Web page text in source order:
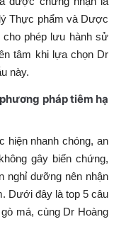
Thực phẩm và Dược
phép lưu hành sử
tâm khi lựa chọn Dr
này.
pháp tiêm hạ
hiện nhanh chóng, an
gây biến chứng,
nghỉ dưỡng nên nhận
Dưới đây là top 5 câu
má, cùng Dr Hoàng